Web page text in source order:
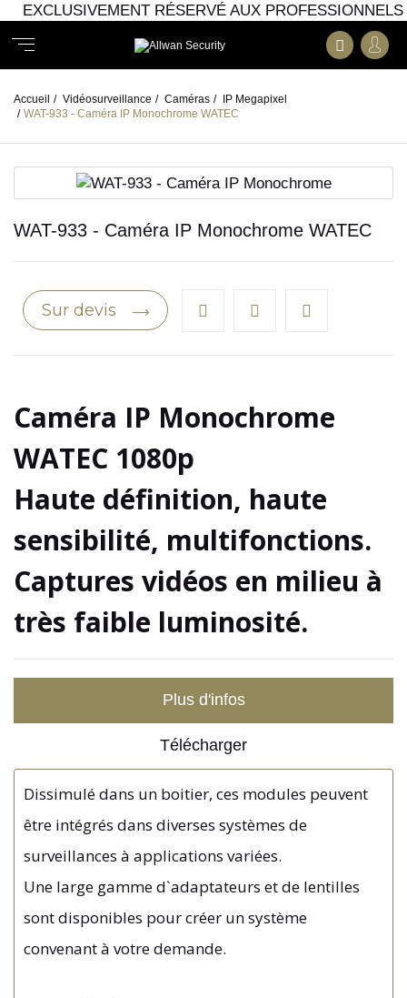
EXCLUSIVEMENT RÉSERVÉ AUX PROFESSIONNELS
Accueil / Vidéosurveillance / Caméras / IP Megapixel
/ WAT-933 - Caméra IP Monochrome WATEC
WAT-933 - Caméra IP Monochrome WATEC
Sur devis
Caméra IP Monochrome
WATEC 1080p
Haute définition, haute
sensibilité, multifonctions.
Captures vidéos en milieu à
très faible luminosité.
Plus d'infos
Télécharger
Dissimulé dans un boitier, ces modules peuvent
être intégrés dans diverses systèmes de
surveillances à applications variées.
Une large gamme d`adaptateurs et de lentilles
sont disponibles pour créer un système
convenant à votre demande.